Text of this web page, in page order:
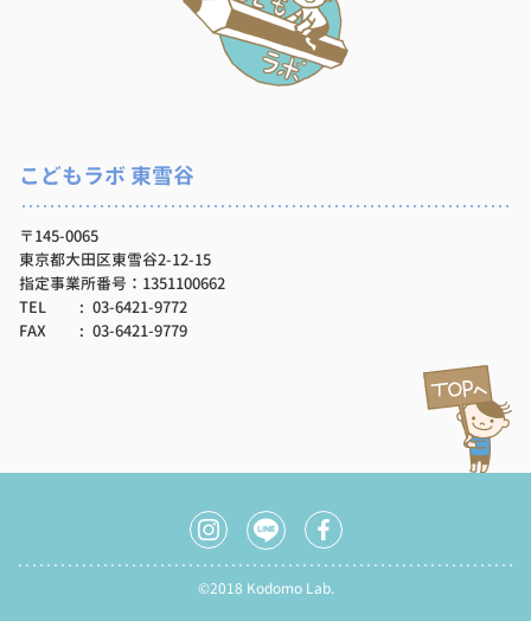
こどもラボ 東雪谷
〒145-0065
東京都大田区東雪谷2-12-15
指定事業所番号：1351100662
TEL
03-6421-9772
FAX
03-6421-9779
©2018 Kodomo Lab.